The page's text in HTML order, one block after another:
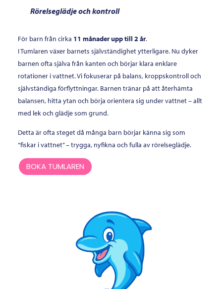
Rörelseglädje och kontroll
För barn från cirka 11 månader upp till 2 år.
I Tumlaren växer barnets självständighet ytterligare. Nu dyker
barnen ofta själva från kanten och börjar klara enklare
rotationer i vattnet. Vi fokuserar på balans, kroppskontroll och
självständiga förflyttningar. Barnen tränar på att återhämta
balansen, hitta ytan och börja orientera sig under vattnet – allt
med lek och glädje som grund.
Detta är ofta steget då många barn börjar känna sig som
“fiskar i vattnet” – trygga, nyfikna och fulla av rörelseglädje.
BOKA TUMLAREN